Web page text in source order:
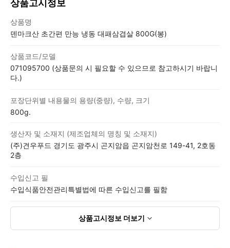
상품고시정보
상품명
덴마크산 초간편 만능 냉동 대패삼겹살 800G(봉)
상품코드/모델
071095700 (상품문의 시 필요할 수 있으므로 참고하시기 바랍니
다.)
포장단위별 내용물의 용량(중량), 수량, 크기
800g.
생산자 및 소재지 (제조업체의 명칭 및 소재지)
(주)견우푸드 경기도 광주시 곤지암읍 곤지암천로 149-41, 2호동
2층
수입신고 필
수입식품안전관리특별법에 따른 수입신고를 필함
상품고시정보 더보기